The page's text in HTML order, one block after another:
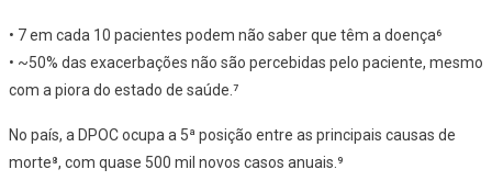
• 7 em cada 10 pacientes podem não saber que têm a doença⁶
• ~50% das exacerbações não são percebidas pelo paciente, mesmo
com a piora do estado de saúde.⁷
No país, a DPOC ocupa a 5ª posição entre as principais causas de
morte⁸, com quase 500 mil novos casos anuais.⁹